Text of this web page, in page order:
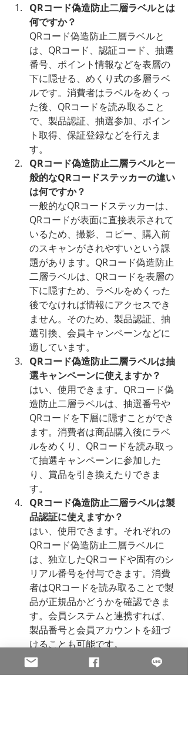
QRコード偽造防止二層ラベルとは
何ですか？
QRコード偽造防止二層ラベルと
は、QRコード、認証コード、抽選
番号、ポイント情報などを表層の
下に隠せる、めくり式の多層ラベ
ルです。消費者はラベルをめくっ
た後、QRコードを読み取ること
で、製品認証、抽選参加、ポイン
ト取得、保証登録などを行えま
す。
QRコード偽造防止二層ラベルと一
般的なQRコードステッカーの違い
は何ですか？
一般的なQRコードステッカーは、
QRコードが表面に直接表示されて
いるため、撮影、コピー、購入前
のスキャンがされやすいという課
題があります。QRコード偽造防止
二層ラベルは、QRコードを表層の
下に隠すため、ラベルをめくった
後でなければ情報にアクセスでき
ません。そのため、製品認証、抽
選引換、会員キャンペーンなどに
適しています。
QRコード偽造防止二層ラベルは抽
選キャンペーンに使えますか？
はい、使用できます。QRコード偽
造防止二層ラベルは、抽選番号や
QRコードを下層に隠すことができ
ます。消費者は商品購入後にラベ
ルをめくり、QRコードを読み取っ
て抽選キャンペーンに参加した
り、賞品を引き換えたりできま
す。
QRコード偽造防止二層ラベルは製
品認証に使えますか？
はい、使用できます。それぞれの
QRコード偽造防止二層ラベルに
は、独立したQRコードや固有のシ
リアル番号を付与できます。消費
者はQRコードを読み取ることで製
品が正規品かどうかを確認できま
す。会員システムと連携すれば、
製品番号と会員アカウントを紐づ
けることも可能です。
再剥離ステッカーとは何ですか？